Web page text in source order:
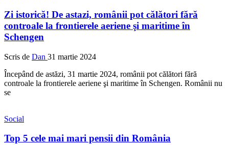
Zi istorică! De astazi, românii pot călători fără
controale la frontierele aeriene şi maritime în
Schengen
Scris de Dan 31 martie 2024
Începând de astăzi, 31 martie 2024, românii pot călători fără
controale la frontierele aeriene şi maritime în Schengen. Românii nu
se
Social
Top 5 cele mai mari pensii din România